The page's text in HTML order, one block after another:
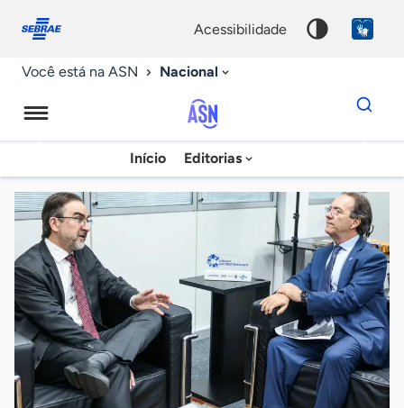
conosco
acessibilidade
Você está na ASN Nacional
Agência
Sebrae
de
Notícias
Início Editorias
Dados
para
chave